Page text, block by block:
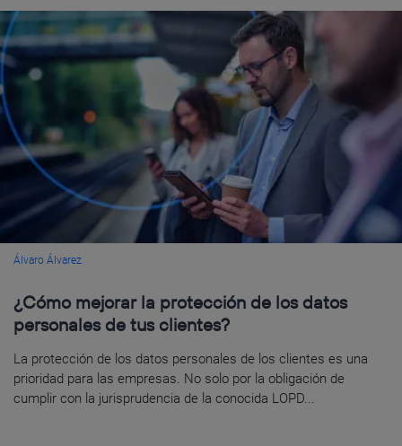
Álvaro Álvarez
¿Cómo mejorar la protección de los datos
personales de tus clientes?
La protección de los datos personales de los clientes es una
prioridad para las empresas. No solo por la obligación de
cumplir con la jurisprudencia de la conocida LOPD...